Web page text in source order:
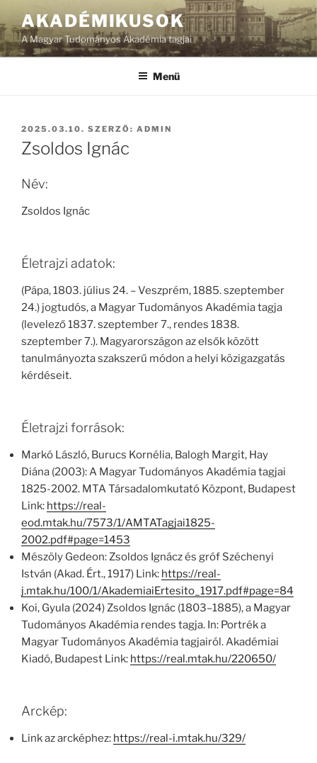
AKADÉMIKUSOK
A Magyar Tudományos Akadémia tagjai
Menü
BEKÜLDVE:
2025.03.10. SZERZŐ: ADMIN
Zsoldos Ignác
Név:
Zsoldos Ignác
Életrajzi adatok:
(Pápa, 1803. július 24. – Veszprém, 1885. szeptember
24.) jogtudós, a Magyar Tudományos Akadémia tagja
(levelező 1837. szeptember 7., rendes 1838.
szeptember 7.). Magyarországon az elsők között
tanulmányozta szakszerű módon a helyi közigazgatás
kérdéseit.
Életrajzi források:
Markó László, Burucs Kornélia, Balogh Margit, Hay
Diána (2003): A Magyar Tudományos Akadémia tagjai
1825-2002. MTA Társadalomkutató Központ, Budapest
Link: https://real-
eod.mtak.hu/7573/1/AMTATagjai1825-
2002.pdf#page=1453
Mészöly Gedeon: Zsoldos Ignácz és gróf Széchenyi
István (Akad. Ért., 1917) Link: https://real-
j.mtak.hu/100/1/AkademiaiErtesito_1917.pdf#page=84
Koi, Gyula (2024) Zsoldos Ignác (1803–1885), a Magyar
Tudományos Akadémia rendes tagja. In: Portrék a
Magyar Tudományos Akadémia tagjairól. Akadémiai
Kiadó, Budapest Link: https://real.mtak.hu/220650/
Arckép:
Link az arcképhez: https://real-i.mtak.hu/329/